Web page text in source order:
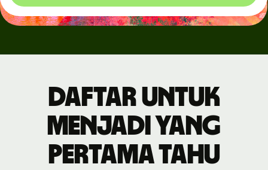
Daftar untuk
menjadi yang
pertama tahu